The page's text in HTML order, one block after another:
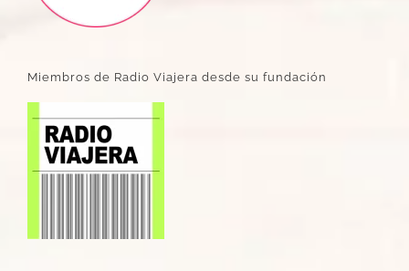
Miembros de Radio Viajera desde su fundación